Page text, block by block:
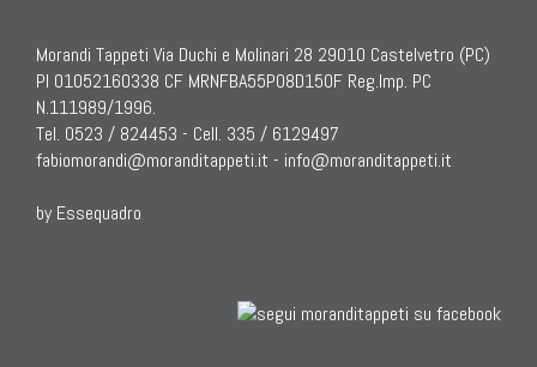
Morandi Tappeti Via Duchi e Molinari 28 29010 Castelvetro (PC)
PI 01052160338 CF MRNFBA55P08D150F Reg.Imp. PC
N.111989/1996.
Tel. 0523 / 824453 - Cell. 335 / 6129497
fabiomorandi@moranditappeti.it - info@moranditappeti.it
by Essequadro